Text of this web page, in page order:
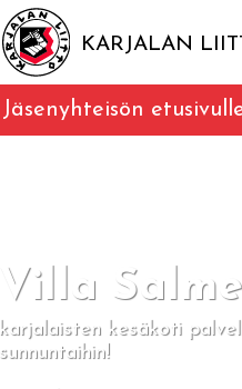
KARJALAN
Jäsenyhteisön
Villa
karjalaisten kesäkoti
sunnuntaihin!